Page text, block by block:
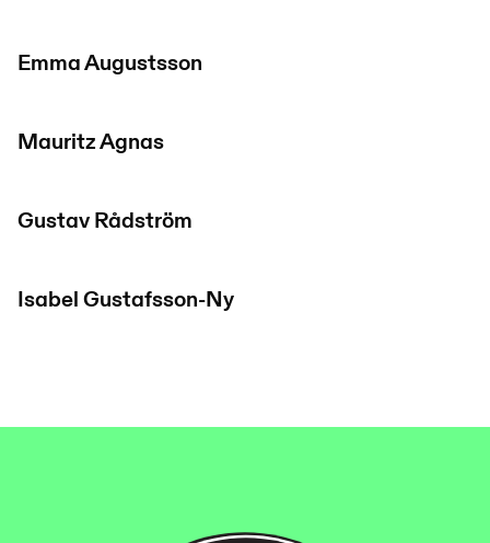
Emma Augustsson
Mauritz Agnas
Gustav Rådström
Isabel Gustafsson-Ny